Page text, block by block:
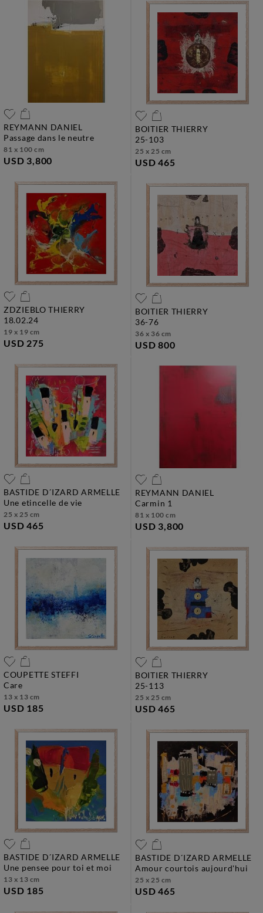
REYMANN DANIEL
passage dans le neutre
81 x 100 cm
USD 3,800
BOITIER THIERRY
25-103
25 x 25 cm
USD 465
ZDZIEBLO THIERRY
18.02.24
19 x 19 cm
USD 275
BOITIER THIERRY
36-76
36 x 36 cm
USD 800
BASTIDE D´IZARD ARMELLE
une etincelle de vie
25 x 25 cm
USD 465
REYMANN DANIEL
carmin 1
81 x 100 cm
USD 3,800
COUPETTE STEFFI
care
13 x 13 cm
USD 185
BOITIER THIERRY
25-113
25 x 25 cm
USD 465
BASTIDE D´IZARD ARMELLE
une pensee pour toi et moi
13 x 13 cm
USD 185
BASTIDE D´IZARD ARMELLE
amour courtois aujourd'hui
25 x 25 cm
USD 465